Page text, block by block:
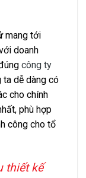
mang tới
doanh
công ty
ta dễ dàng có
cho chính
phù hợp
công cho tổ
thiết kế